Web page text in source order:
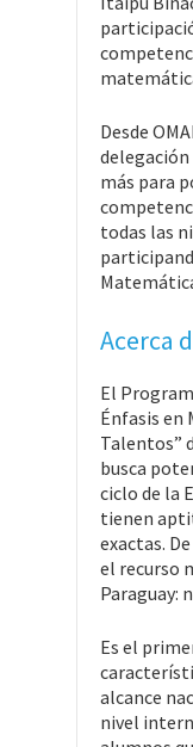
Desde
delegación
más para
todas las
Acerca
El
Énfasis en
Talentos”
busca
ciclo de la
tienen
exactas.
el recurso
Paraguay:
Es el
alcance
nivel